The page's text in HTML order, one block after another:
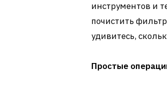
инструментов и
почистить
удивитесь,
Простые